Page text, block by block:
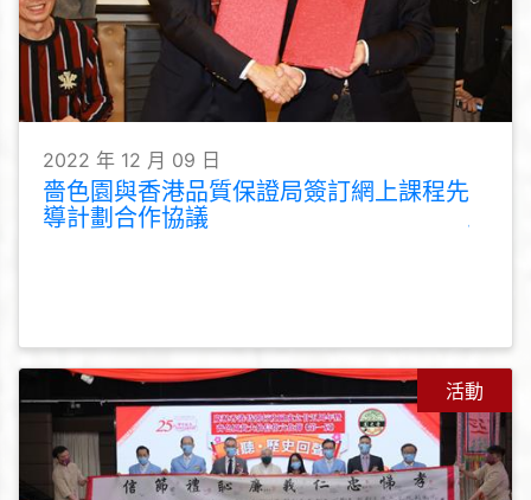
2022 年 12 月 09 日
嗇色園與香港品質保證局簽訂網上課程先
導計劃合作協議
活動